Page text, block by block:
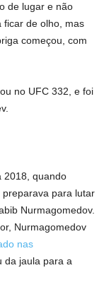
de lugar e não
ficar de olho, mas
começou, com
no UFC 332, e foi
2018, quando
para lutar
Nurmagomedov.
Nurmagomedov
nas
da jaula para a